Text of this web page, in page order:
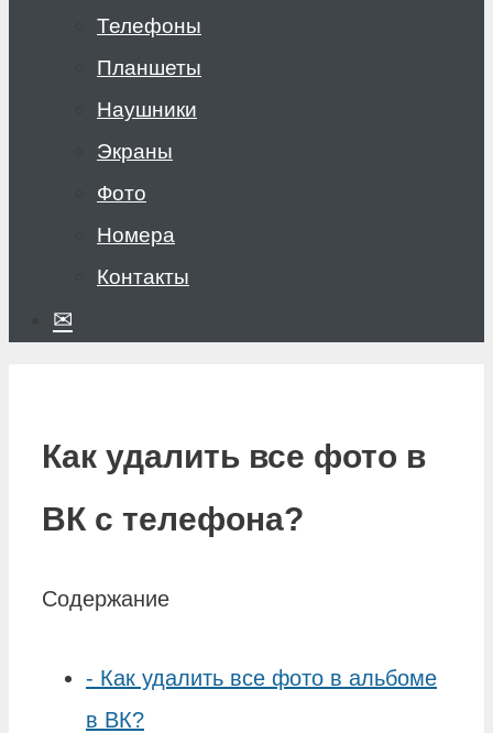
Телефоны
Планшеты
Наушники
Экраны
Фото
Номера
Контакты
✉
Как удалить все фото в
ВК с телефона?
Содержание
- Как удалить все фото в альбоме
в ВК?